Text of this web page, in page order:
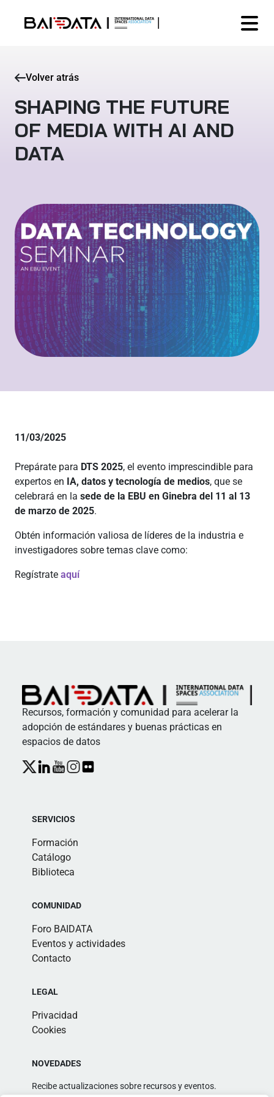
Volver atrás
SHAPING THE FUTURE
OF MEDIA WITH AI AND
DATA
11/03/2025
Prepárate para DTS 2025, el evento imprescindible para
expertos en IA, datos y tecnología de medios, que se
celebrará en la sede de la EBU en Ginebra del 11 al 13
de marzo de 2025.
Obtén información valiosa de líderes de la industria e
investigadores sobre temas clave como:
Regístrate aquí
Recursos, formación y comunidad para acelerar la
adopción de estándares y buenas prácticas en
espacios de datos
SERVICIOS
Formación
Catálogo
Biblioteca
COMUNIDAD
Foro BAIDATA
Eventos y actividades
Contacto
LEGAL
Privacidad
Cookies
NOVEDADES
Recibe actualizaciones sobre recursos y eventos.